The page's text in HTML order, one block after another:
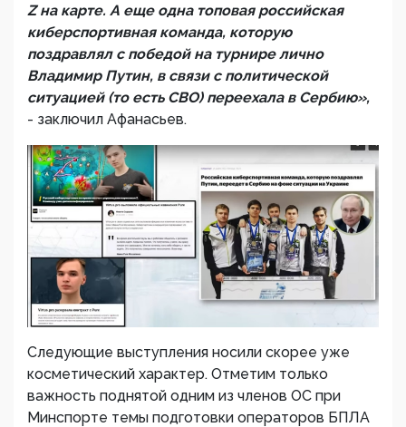
Zна карте. А еще одна топовая российская
киберспортивная команда, которую
поздравлял с победой на турнире лично
Владимир Путин, в связи с политической
ситуацией (то есть СВО) переехала в Сербию»,
- заключил Афанасьев.
Следующие выступления носили скорее уже
косметический характер. Отметим только
важность поднятой одним из членов ОС при
Минспорте темы подготовки операторов БПЛА